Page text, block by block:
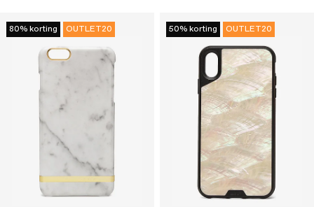
80% korting OUTLET20 50% korting OUTLET20